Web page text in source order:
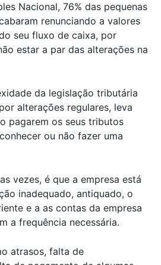
Nacional, 76% das pequenas
renunciando a valores
seu fluxo de caixa, por
estar a par das alterações na
da legislação tributária
alterações regulares, leva
pagarem os seus tributos
ou não fazer uma
vezes, é que a empresa está
inadequado, antiquado, o
e a as contas da empresa
a frequência necessária.
atrasos, falta de